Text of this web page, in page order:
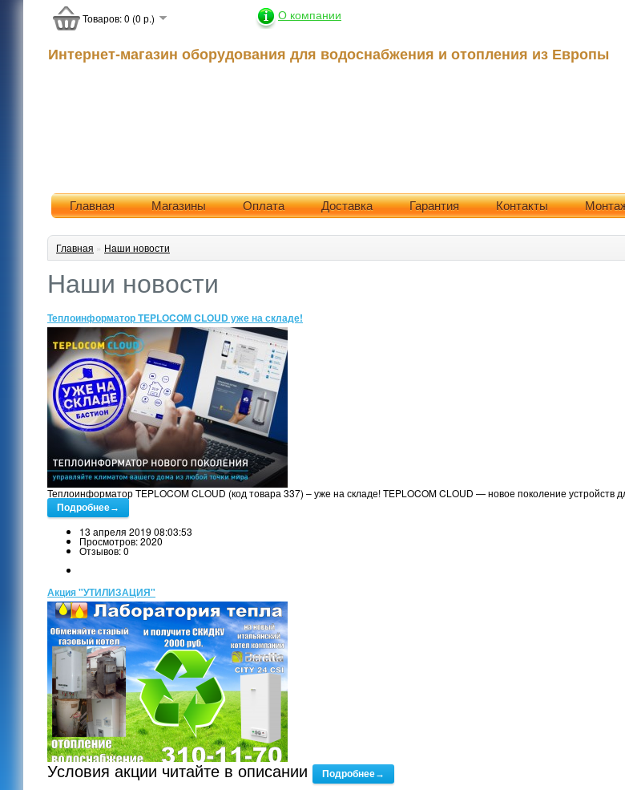
О компании
Интернет-магазин оборудования для водоснабжения и отопления из Европы
Товаров: 0 (0 р.)
Главная Магазины Оплата Доставка Гарантия Контакты
Главная » Наши новости
Наши новости
Теплоинформатор TEPLOCOM CLOUD уже на складе!
Теплоинформатор TEPLOCOM CLOUD (код товара 337) – уже на складе! TEPLOCOM CLOUD — новое поколение
Подробнее→
13 апреля 2019 08:03:53
Просмотров: 2020
Отзывов: 0
Акция "УТИЛИЗАЦИЯ"
Условия акции читайте в описании Подробнее→